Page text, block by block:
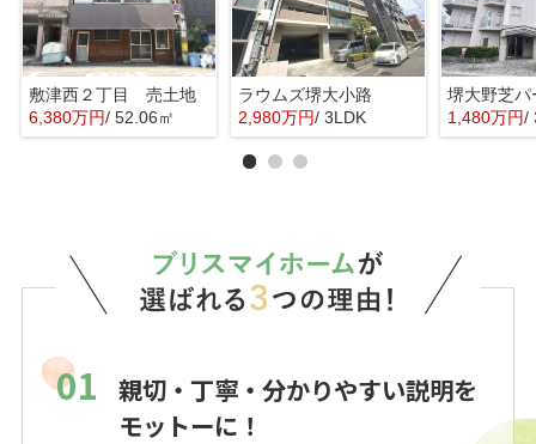
敷津西２丁目 売土地
6,380万円/ 52.06㎡
ラウムズ堺大小路
2,980万円/ 3LDK 1,480万円/
01
親切・丁寧・分かりやすい説明を
モットーに！